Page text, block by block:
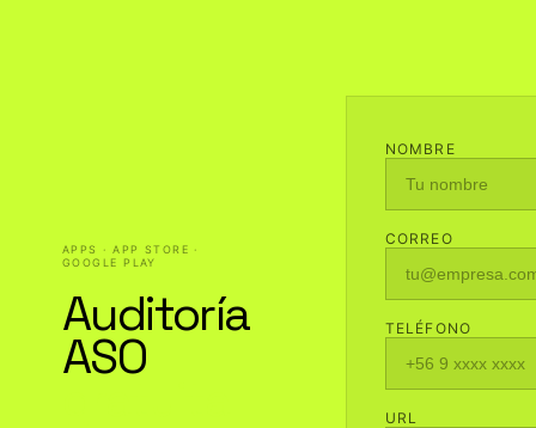
APPS · APP STORE ·
GOOGLE PLAY
Auditoría
ASO
NOMBRE
CORREO
TELÉFONO
URL